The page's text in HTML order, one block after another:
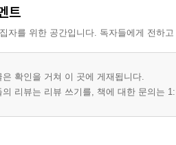
트
자를 위한 공간입니다. 독자들에게 전하
은 확인을 거쳐 이 곳에 게재됩니다.
의 리뷰는 리뷰 쓰기를, 책에 대한 문의는